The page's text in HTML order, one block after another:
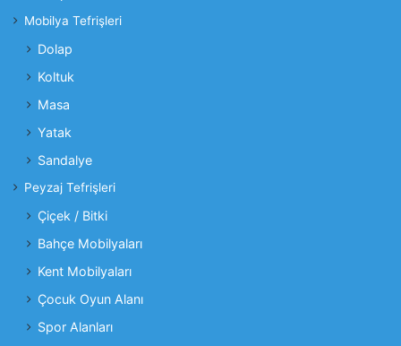
Mobilya Tefrişleri
Dolap
Koltuk
Masa
Yatak
Sandalye
Peyzaj Tefrişleri
Çiçek / Bitki
Bahçe Mobilyaları
Kent Mobilyaları
Çocuk Oyun Alanı
Spor Alanları